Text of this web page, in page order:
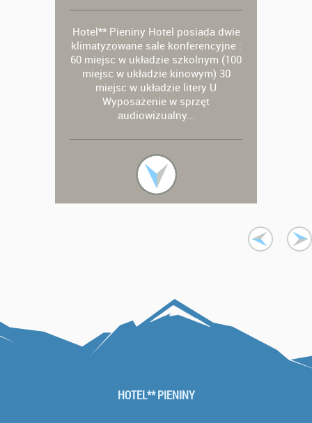
Hotel** Pieniny Hotel posiada dwie
klimatyzowane sale konferencyjne :
60 miejsc w układzie szkolnym (100
miejsc w układzie kinowym) 30
miejsc w układzie litery U
Wyposażenie w sprzęt
audiowizualny...
HOTEL** PIENINY